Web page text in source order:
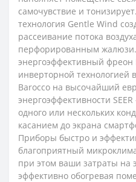
самочувствие и
технология Gentle Wind
рассеивание потока
перфорированным
энергоэффективный фреон
инверторной технологией
Barocco на высочайший
энергоэффективности
одного или нескольких
касанием до экрана
Приборы быстро и
благоприятный
при этом ваши затраты на
эффективно обогревая